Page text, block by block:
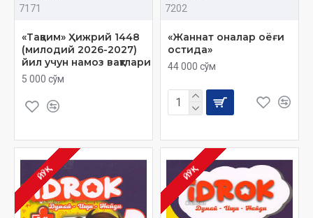
7171
«Тақвим» Ҳижрий 1448
(милодий 2026-2027)
йил учун намоз вақтлари
5 000 сўм
7202
«Жаннат оналар оёғи
остида»
44 000 сўм
ЙЎҚ ЙЎҚ